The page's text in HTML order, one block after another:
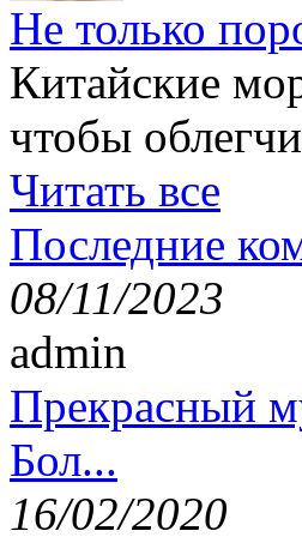
Не только
Китайские
чтобы
Читать все
Последние
08/11/2023
admin
Прекрасный
Бол...
16/02/2020